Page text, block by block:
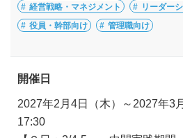
経営戦略・マネジメント リーダー
役員・幹部向け 管理職向け
開催日
2027年2月4日（木）～2027年3
17:30